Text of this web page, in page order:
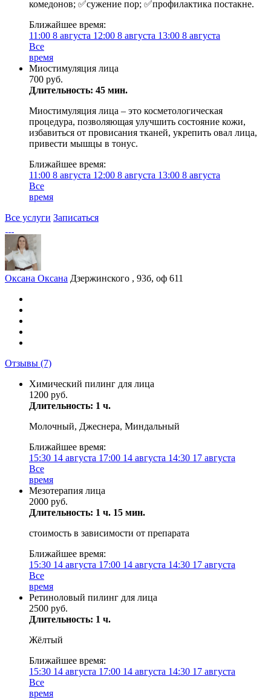
комедонов; ✅сужение пор; ✅профилактика постакне.
Ближайшее время:
11:00 8 августа 12:00 8 августа 13:00 8 августа
Все
время
Миостимуляция лица
700 руб.
Длительность: 45 мин.
Миостимуляция лица – это косметологическая
процедура, позволяющая улучшить состояние кожи,
избавиться от провисания тканей, укрепить овал лица,
привести мышцы в тонус.
Ближайшее время:
11:00 8 августа 12:00 8 августа 13:00 8 августа
Все
время
Все услуги Записаться
Оксана Оксана Дзержинского , 93б, оф 611
Отзывы (7)
Химический пилинг для лица
1200 руб.
Длительность: 1 ч.
Молочный, Джеснера, Миндальный
Ближайшее время:
15:30 14 августа 17:00 14 августа 14:30 17 августа
Все
время
Мезотерапия лица
2000 руб.
Длительность: 1 ч. 15 мин.
стоимость в зависимости от препарата
Ближайшее время:
15:30 14 августа 17:00 14 августа 14:30 17 августа
Все
время
Ретиноловый пилинг для лица
2500 руб.
Длительность: 1 ч.
Жёлтый
Ближайшее время:
15:30 14 августа 17:00 14 августа 14:30 17 августа
Все
время